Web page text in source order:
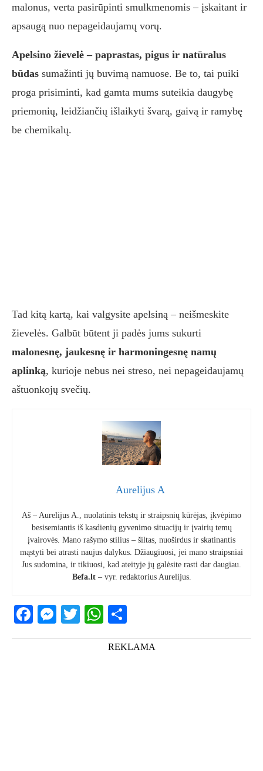
malonus, verta pasirūpinti smulkmenomis – įskaitant ir
apsaugą nuo nepageidaujamų vorų.
Apelsino žievelė – paprastas, pigus ir natūralus
būdas sumažinti jų buvimą namuose. Be to, tai puiki
proga prisiminti, kad gamta mums suteikia daugybę
priemonių, leidžiančių išlaikyti švarą, gaivą ir ramybę
be chemikalų.
Tad kitą kartą, kai valgysite apelsiną – neišmeskite
žievelės. Galbūt būtent ji padės jums sukurti
malonesnę, jaukesnę ir harmoningesnę namų
aplinką, kurioje nebus nei streso, nei nepageidaujamų
aštuonkojų svečių.
Aurelijus A
Aš – Aurelijus A., nuolatinis tekstų ir straipsnių kūrėjas, įkvėpimo
besisemiantis iš kasdienių gyvenimo situacijų ir įvairių temų
įvairovės. Mano rašymo stilius – šiltas, nuoširdus ir skatinantis
mąstyti bei atrasti naujus dalykus. Džiaugiuosi, jei mano straipsniai
Jus sudomina, ir tikiuosi, kad ateityje jų galėsite rasti dar daugiau.
Befa.lt– vyr. redaktorius Aurelijus.
Facebook
Messenger
TwitterWhatsApp
REKLAMA